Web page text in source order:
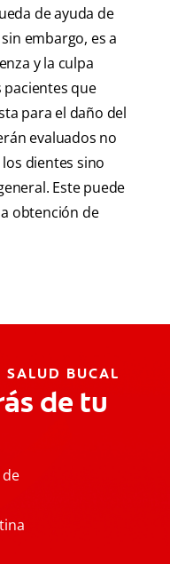
de ayuda de
embargo, es a
y la culpa
pacientes que
para el daño del
evaluados no
dientes sino
Este puede
obtención de
SALUD BUCAL
de tu